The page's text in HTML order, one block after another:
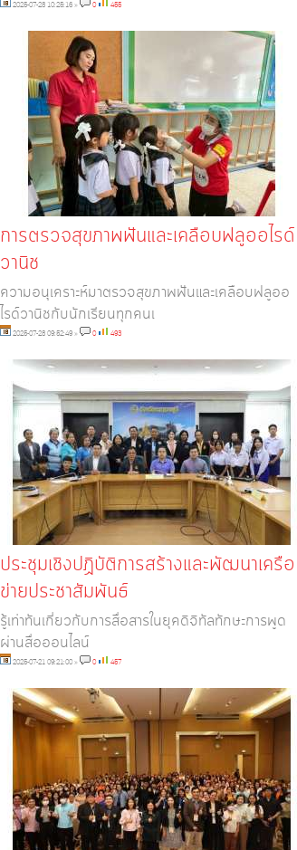
2025-07-28 10:25:16 » 0 455
การตรวจสุขภาพฟันและเคลือบฟลูออไรด์
วานิช
ความอนุเคราะห์มาตรวจสุขภาพฟันและเคลือบฟลูออ
ไรด์วานิชกับนักเรียนทุกคนเ
2025-07-28 09:52:49 » 0 493
ประชุมเชิงปฏิบัติการสร้างและพัฒนาเครือ
ข่ายประชาสัมพันธ์
รู้เท่าทันเกี่ยวกับการสื่อสารในยุคดิจิทัลทักษะการพูด
ผ่านสื่อออนไลน์
2025-07-21 09:21:00 » 0 457